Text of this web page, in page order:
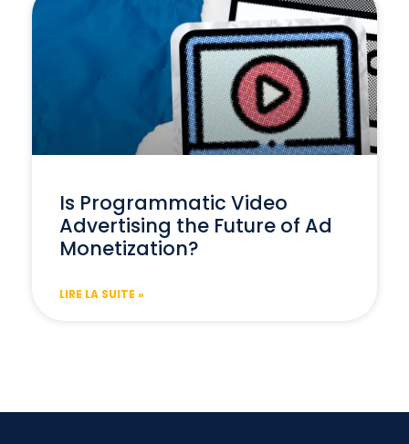
Is Programmatic Video
Advertising the Future of Ad
Monetization?
LIRE LA SUITE »